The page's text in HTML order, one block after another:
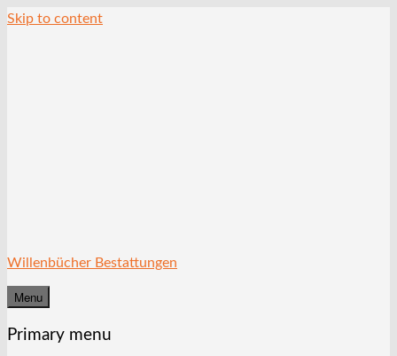
Skip to content
Willenbücher Bestattungen
Menu
Primary menu